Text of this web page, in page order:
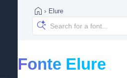
› Elure
Fonte Elure